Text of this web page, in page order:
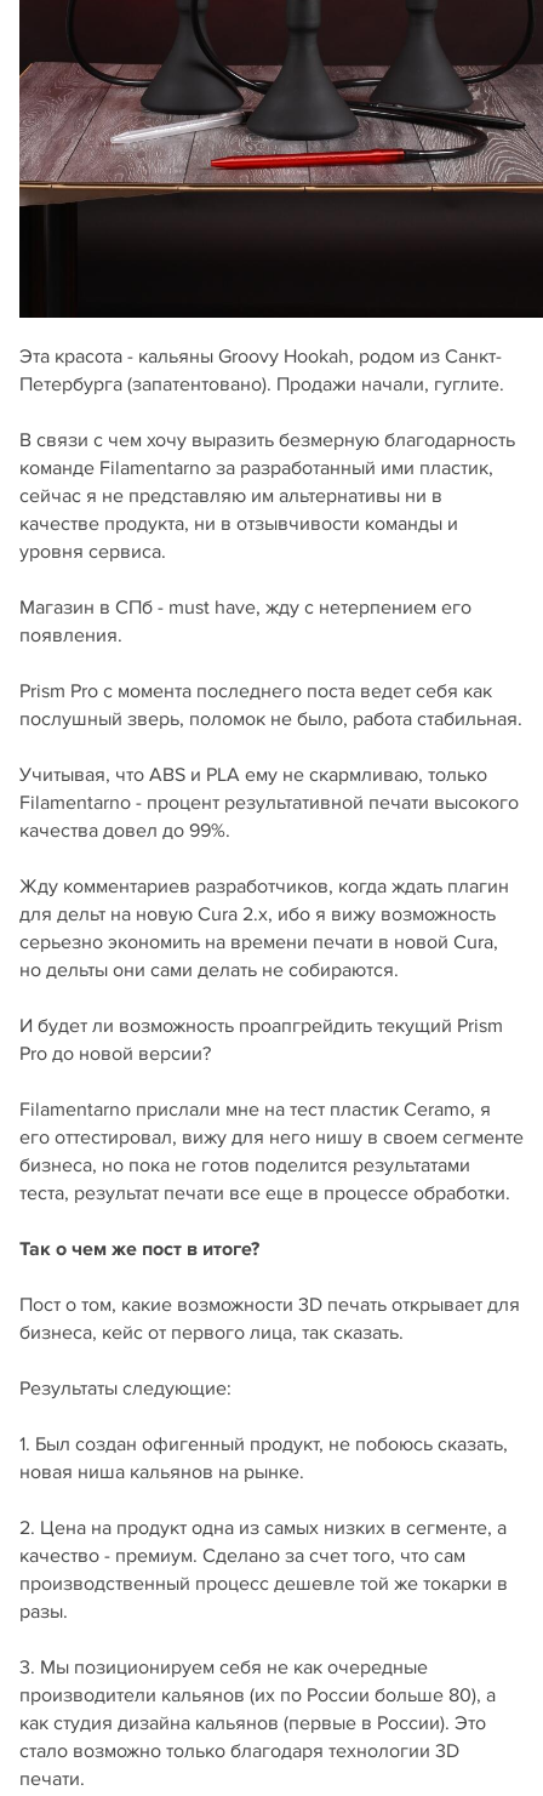
Эта красота - кальяны Groovy Hookah, родом из Санкт-
Петербурга (запатентовано). Продажи начали, гуглите.
В связи с чем хочу выразить безмерную благодарность
команде Filamentarno за разработанный ими пластик,
сейчас я не представляю им альтернативы ни в
качестве продукта, ни в отзывчивости команды и
уровня сервиса.
Магазин в СПб - must have, жду с нетерпением его
появления.
Prism Pro с момента последнего поста ведет себя как
послушный зверь, поломок не было, работа стабильная.
Учитывая, что ABS и PLA ему не скармливаю, только
Filamentarno - процент результативной печати высокого
качества довел до 99%.
Жду комментариев разработчиков, когда ждать плагин
для дельт на новую Cura 2.х, ибо я вижу возможность
серьезно экономить на времени печати в новой Cura,
но дельты они сами делать не собираются.
И будет ли возможность проапгрейдить текущий Prism
Pro до новой версии?
Filamentarno прислали мне на тест пластик Ceramo, я
его оттестировал, вижу для него нишу в своем сегменте
бизнеса, но пока не готов поделится результатами
теста, результат печати все еще в процессе обработки.
Так о чем же пост в итоге?
Пост о том, какие возможности 3D печать открывает для
бизнеса, кейс от первого лица, так сказать.
Результаты следующие:
1. Был создан офигенный продукт, не побоюсь сказать,
новая ниша кальянов на рынке.
2. Цена на продукт одна из самых низких в сегменте, а
качество - премиум. Сделано за счет того, что сам
производственный процесс дешевле той же токарки в
разы.
3. Мы позиционируем себя не как очередные
производители кальянов (их по России больше 80), а
как студия дизайна кальянов (первые в России). Это
стало возможно только благодаря технологии 3D
печати.